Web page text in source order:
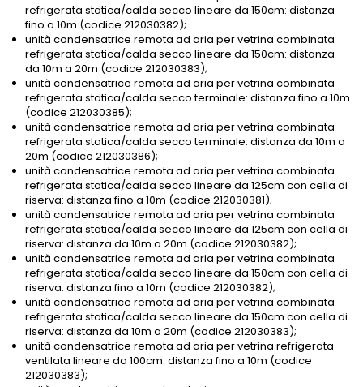
refrigerata statica/calda secco lineare da 150cm: distanza
fino a 10m (codice 212030382);
unità condensatrice remota ad aria per vetrina combinata
refrigerata statica/calda secco lineare da 150cm: distanza
da 10m a 20m (codice 212030383);
unità condensatrice remota ad aria per vetrina combinata
refrigerata statica/calda secco terminale: distanza fino a 10m
(codice 212030385);
unità condensatrice remota ad aria per vetrina combinata
refrigerata statica/calda secco terminale: distanza da 10m a
20m (codice 212030386);
unità condensatrice remota ad aria per vetrina combinata
refrigerata statica/calda secco lineare da 125cm con cella di
riserva: distanza fino a 10m (codice 212030381);
unità condensatrice remota ad aria per vetrina combinata
refrigerata statica/calda secco lineare da 125cm con cella di
riserva: distanza da 10m a 20m (codice 212030382);
unità condensatrice remota ad aria per vetrina combinata
refrigerata statica/calda secco lineare da 150cm con cella di
riserva: distanza fino a 10m (codice 212030382);
unità condensatrice remota ad aria per vetrina combinata
refrigerata statica/calda secco lineare da 150cm con cella di
riserva: distanza da 10m a 20m (codice 212030383);
unità condensatrice remota ad aria per vetrina refrigerata
ventilata lineare da 100cm: distanza fino a 10m (codice
212030383);